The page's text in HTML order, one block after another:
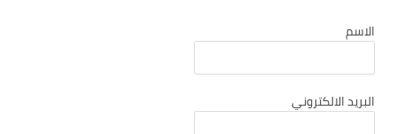
تشرين ثاني 2025
تشرين أول 2025
أيلول 2025
الاسم
البريد الالكتروني